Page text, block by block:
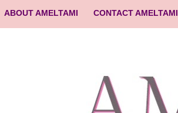
ABOUT AMELTAMI CONTACT AMELTAMI